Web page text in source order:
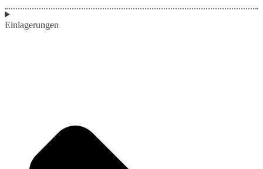
Einlagerungen